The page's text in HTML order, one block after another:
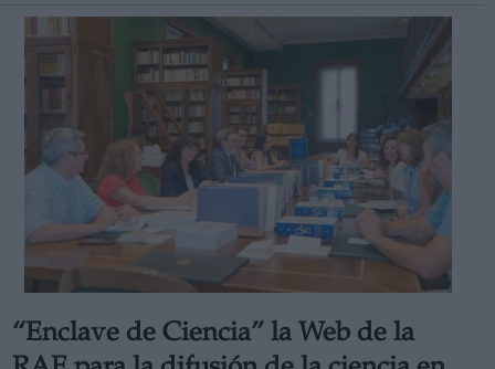
“Enclave de Ciencia” la Web de la